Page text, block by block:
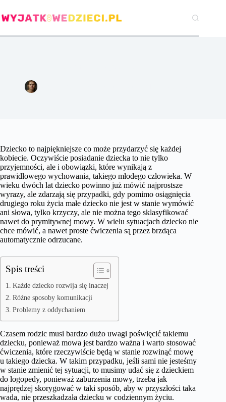
do
treści
Dziecko to najpiękniejsze co może przydarzyć się każdej
kobiecie. Oczywiście posiadanie dziecka to nie tylko
przyjemności, ale i obowiązki, które wynikają z
prawidłowego wychowania, takiego młodego człowieka. W
wieku dwóch lat dziecko powinno już mówić najprostsze
wyrazy, ale zdarzają się przypadki, gdy pomimo osiągnięcia
drugiego roku życia małe dziecko nie jest w stanie wymówić
ani słowa, tylko krzyczy, ale nie można tego sklasyfikować
nawet do prymitywnej mowy. W wielu sytuacjach dziecko nie
chce mówić, a nawet proste ćwiczenia są przez brzdąca
automatycznie odrzucane.
Spis treści
Każde dziecko rozwija się inaczej
Różne sposoby komunikacji
Problemy z oddychaniem
Czasem rodzic musi bardzo dużo uwagi poświęcić takiemu
dziecku, ponieważ mowa jest bardzo ważna i warto stosować
ćwiczenia, które rzeczywiście będą w stanie rozwinąć mowę
u takiego dziecka. W takim przypadku, jeśli sami nie jesteśmy
w stanie zmienić tej sytuacji, to musimy udać się z dzieckiem
do logopedy, ponieważ zaburzenia mowy, trzeba jak
najprędzej skorygować w taki sposób, aby w przyszłości taka
wada, nie przeszkadzała dziecku w codziennym życiu.